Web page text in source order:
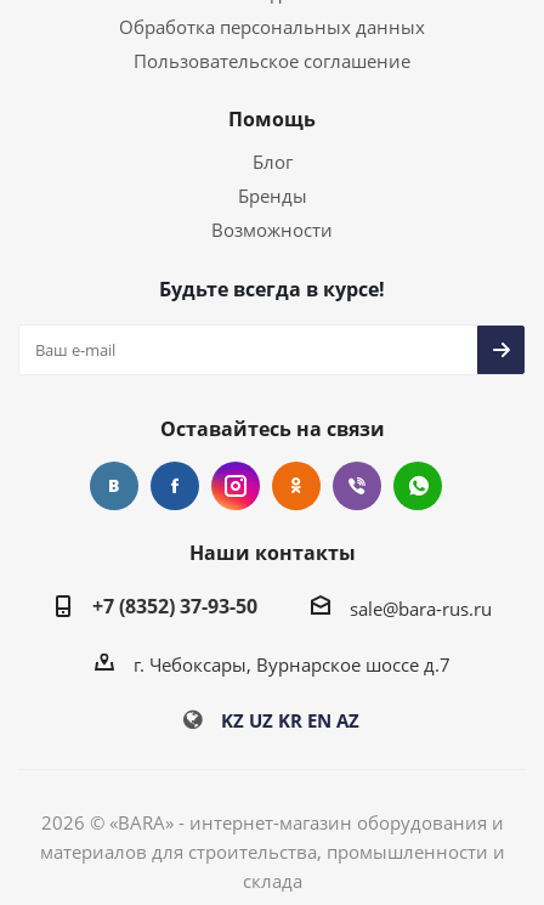
Обработка персональных данных
Пользовательское соглашение
Помощь
Блог
Бренды
Возможности
Будьте всегда в курсе!
Оставайтесь на связи
Наши контакты
+7 (8352) 37-93-50
sale@bara-rus.ru
г. Чебоксары, Вурнарское шоссе д.7
KZ UZ KR EN AZ
2026 © «BARA» - интернет-магазин оборудования и
материалов для строительства, промышленности и
склада